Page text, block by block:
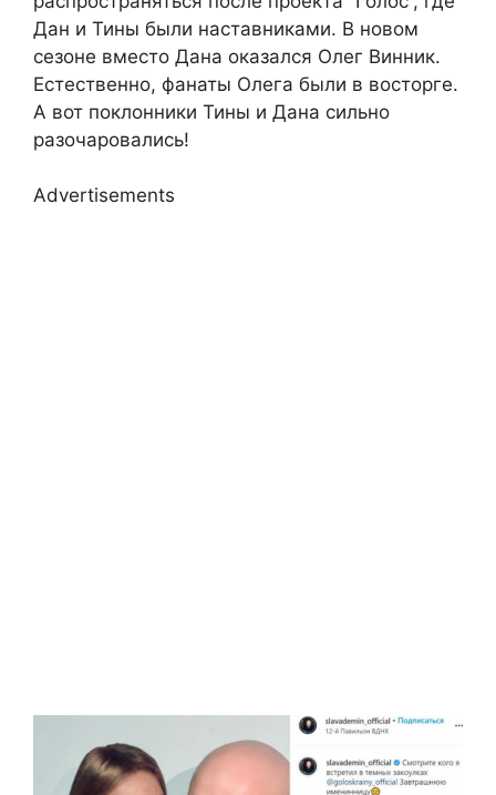
Дан и Тины были наставниками. В новом
сезоне вместо Дана оказался Олег Винник.
Естественно, фанаты Олега были в восторге.
А вот поклонники Тины и Дана сильно
разочаровались!
Advertisements